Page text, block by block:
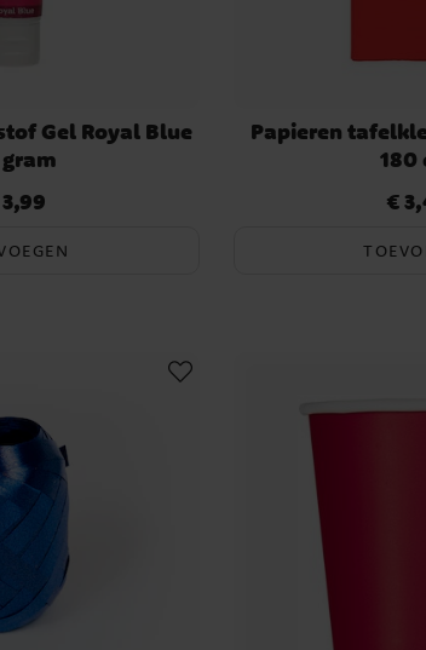
Gel Royal Blue
:€ 3,99
Papieren
180
Prijs:€
€